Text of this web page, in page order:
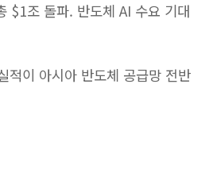
$1조 돌파. 반도체 AI 수요 기대
적이 아시아 반도체 공급망 전반